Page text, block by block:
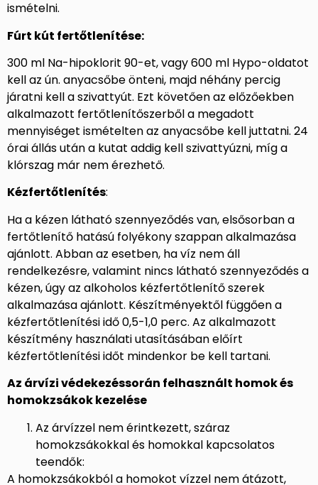
ismételni.
Fúrt kút fertőtlenítése:
300 ml Na-hipoklorit 90-et, vagy 600 ml Hypo-oldatot
kell az ún. anyacsőbe önteni, majd néhány percig
járatni kell a szivattyút. Ezt követően az előzőekben
alkalmazott fertőtlenítőszerből a megadott
mennyiséget ismételten az anyacsőbe kell juttatni. 24
órai állás után a kutat addig kell szivattyúzni, míg a
klórszag már nem érezhető.
Kézfertőtlenítés:
Ha a kézen látható szennyeződés van, elsősorban a
fertőtlenítő hatású folyékony szappan alkalmazása
ajánlott. Abban az esetben, ha víz nem áll
rendelkezésre, valamint nincs látható szennyeződés a
kézen, úgy az alkoholos kézfertőtlenítő szerek
alkalmazása ajánlott. Készítményektől függően a
kézfertőtlenítési idő 0,5-1,0 perc. Az alkalmazott
készítmény használati utasításában előírt
kézfertőtlenítési időt mindenkor be kell tartani.
Az árvízi védekezéssorán felhasznált homok és
homokzsákok kezelése
Az árvízzel nem érintkezett, száraz
homokzsákokkal és homokkal kapcsolatos
teendők:
A homokzsákokból a homokot vízzel nem átázott,